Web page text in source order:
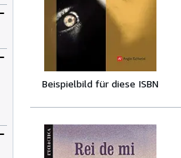
Beispielbild für diese ISBN